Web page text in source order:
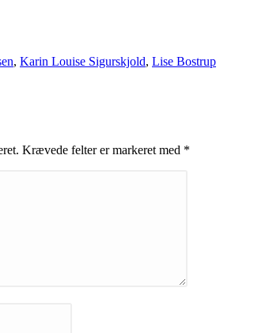
, Karin Louise Sigurskjold, Lise Bostrup
Krævede felter er markeret med *